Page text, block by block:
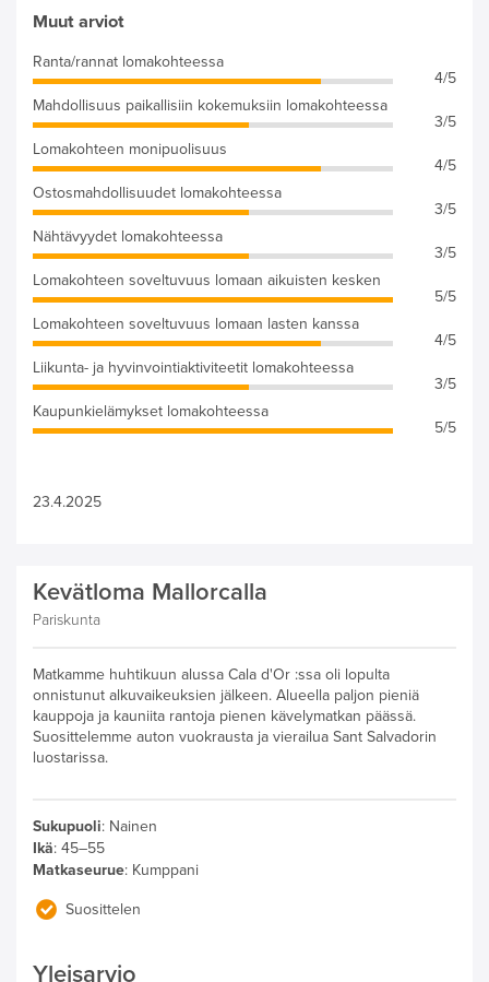
Muut arviot
Ranta/rannat lomakohteessa
4/5
Mahdollisuus paikallisiin kokemuksiin lomakohteessa
3/5
Lomakohteen monipuolisuus
4/5
Ostosmahdollisuudet lomakohteessa
3/5
Nähtävyydet lomakohteessa
3/5
Lomakohteen soveltuvuus lomaan aikuisten kesken
5/5
Lomakohteen soveltuvuus lomaan lasten kanssa
4/5
Liikunta- ja hyvinvointiaktiviteetit lomakohteessa
3/5
Kaupunkielämykset lomakohteessa
5/5
23.4.2025
Kevätloma Mallorcalla
Pariskunta
Matkamme huhtikuun alussa Cala d'Or :ssa oli lopulta
onnistunut alkuvaikeuksien jälkeen. Alueella paljon pieniä
kauppoja ja kauniita rantoja pienen kävelymatkan päässä.
Suosittelemme auton vuokrausta ja vierailua Sant Salvadorin
luostarissa.
Sukupuoli: Nainen
Ikä: 45–55
Matkaseurue: Kumppani
Suosittelen
Yleisarvio